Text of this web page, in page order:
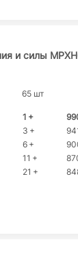
и силы
65 шт
1 +
3 +
6 +
11 +
21 +